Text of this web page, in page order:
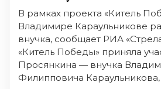
В рамках проекта «Китель
Владимире Караульникове
внучка, сообщает РИА
«Китель Победы» приняла
Просянкина — внучка
Филипповича Караульникова,